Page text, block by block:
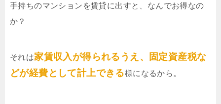
手持ちのマンションを賃貸に出すと、なんでお得なの
か？
それは家賃収入が得られるうえ、固定資産税な
どが経費として計上できる様になるから。